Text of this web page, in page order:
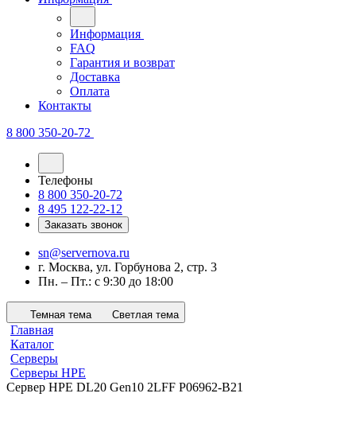
Информация
FAQ
Гарантия и возврат
Доставка
Оплата
Контакты
8 800 350-20-72
Телефоны
8 800 350-20-72
8 495 122-22-12
Заказать звонок
sn@servernova.ru
г. Москва, ул. Горбунова 2, стр. 3
Пн. – Пт.: с 9:30 до 18:00
Темная тема Светлая тема
Главная
Каталог
Серверы
Серверы HPE
Сервер HPE DL20 Gen10 2LFF P06962-B21